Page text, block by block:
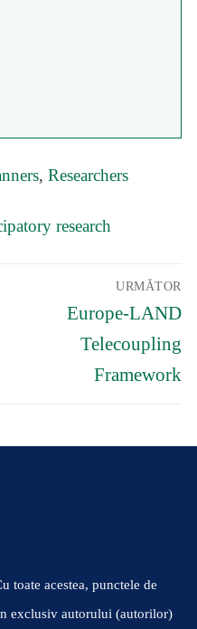
,Researchers
research
URMĂTOR
Articolul
următor:
Europe-LAND
Telecoupling
Framework
toate acestea, punctele de
exclusiv autorului (autorilor)